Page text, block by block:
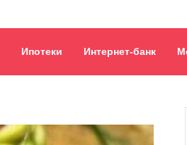
Ипотеки Интернет-банк